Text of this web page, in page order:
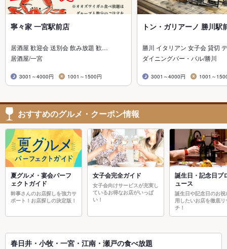
寧々家 一宮駅前店
居酒屋 歓迎会 送別会 飲み放題 歓…
居酒屋/一宮
3001～4000円 1001～1500円
トン・ガリアーノ 勝川駅
勝川 イタリアン 女子会 貸切
ダイニングバー・バル/勝川
3001～4000円 1001～
おすすめのグルメ・クーポン情報
夏グルメ・宴会パーフ
ェクトガイド
幹事さんのお店探しを強力サ
ポート！お店探しの決定版！
女子会完全ガイド
女子会向けサービスが充実し
ているお得なお店がいっぱ
い！
誕生日・記念日プ
ュース
誕生日や記念日のお祝
用したいお店を徹底リ
チ！
春日井・小牧・一宮・江南・瀬戸の食べ放題